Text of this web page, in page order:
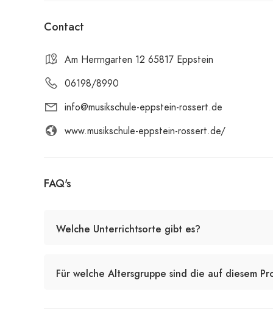
Contact
Am Herrngarten 12 65817 Eppstein
06198/8990
info@musikschule-eppstein-rossert.de
www.musikschule-eppstein-rossert.de/
FAQ's
Welche Unterrichtsorte gibt es?
Für welche Altersgruppe sind die auf diesem